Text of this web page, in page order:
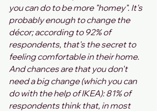
you can do to be more "homey". It's
probably enough to change the
décor; according to 92% of
respondents, that's the secret to
feeling comfortable in their home.
And chances are that you don't
need a big change (which you can
do with the help of IKEA): 81% of
respondents think that, in most